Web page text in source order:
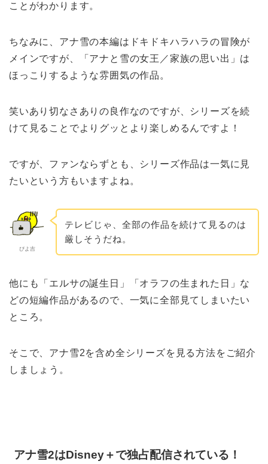
ことがわかります。
ちなみに、アナ雪の本編はドキドキハラハラの冒険が
メインですが、「アナと雪の女王／家族の思い出」は
ほっこりするような雰囲気の作品。
笑いあり切なさありの良作なのですが、シリーズを続
けて見ることでよりグッとより楽しめるんですよ！
ですが、ファンならずとも、シリーズ作品は一気に見
たいという方もいますよね。
ぴよ吉
テレビじゃ、全部の作品を続けて見るのは
厳しそうだね。
他にも「エルサの誕生日」「オラフの生まれた日」な
どの短編作品があるので、一気に全部見てしまいたい
ところ。
そこで、アナ雪2を含め全シリーズを見る方法をご紹介
しましょう。
アナ雪2はDisney＋で独占配信されている！